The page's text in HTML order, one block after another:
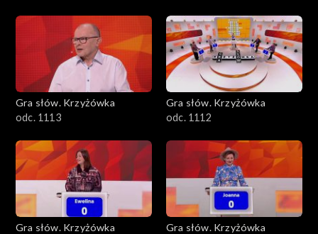
Gra słów. Krzyżówka
odc. 1113
Gra słów. Krzyżówka
odc. 1112
Gra słów. Krzyżówka
Gra słów. Krzyżówka